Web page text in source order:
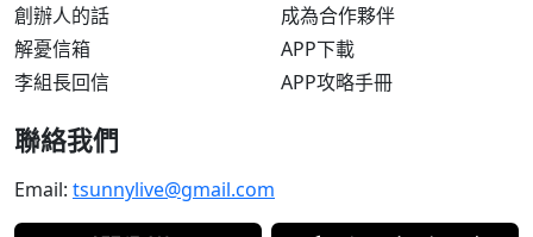
創辦人的話
解憂信箱
李組長回信
成為合作夥伴
APP下載
APP攻略手冊
聯絡我們
Email: tsunnylive@gmail.com